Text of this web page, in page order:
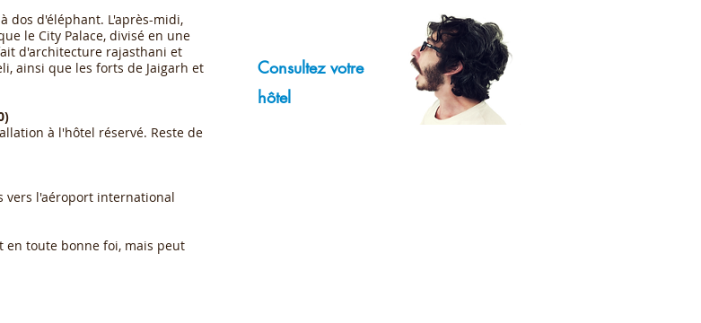
dos d'éléphant. L'après-midi,
le City Palace, divisé en une
d'architecture rajasthani et
ainsi que les forts de Jaigarh et
à l'hôtel réservé. Reste de
vers l'aéroport international
en toute bonne foi, mais peut
Consultez votre
hôtel